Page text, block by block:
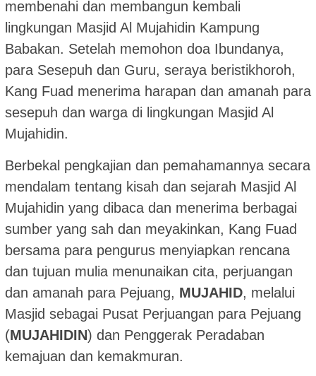
membenahi dan membangun kembali
lingkungan Masjid Al Mujahidin Kampung
Babakan. Setelah memohon doa Ibundanya,
para Sesepuh dan Guru, seraya beristikhoroh,
Kang Fuad menerima harapan dan amanah para
sesepuh dan warga di lingkungan Masjid Al
Mujahidin.
Berbekal pengkajian dan pemahamannya secara
mendalam tentang kisah dan sejarah Masjid Al
Mujahidin yang dibaca dan menerima berbagai
sumber yang sah dan meyakinkan, Kang Fuad
bersama para pengurus menyiapkan rencana
dan tujuan mulia menunaikan cita, perjuangan
dan amanah para Pejuang, MUJAHID, melalui
Masjid sebagai Pusat Perjuangan para Pejuang
(MUJAHIDIN) dan Penggerak Peradaban
kemajuan dan kemakmuran.